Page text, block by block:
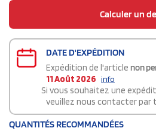
Calculer un
DATE D'EXPÉDITION
Expédition de l'article non
11 Août 2026 info
Si vous souhaitez une
veuillez nous contacter par
QUANTITÉS RECOMMANDÉES